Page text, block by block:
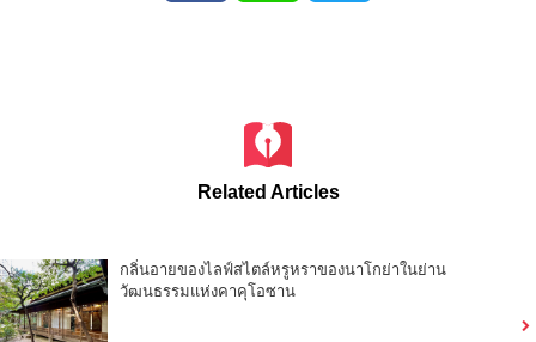
Related Articles
กลิ่นอายของไลฟ์สไตล์หรูหราของนาโกย่าในย่าน
วัฒนธรรมแห่งคาคุโอซาน